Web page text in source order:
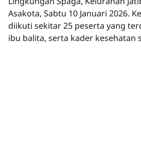
Asakota, Sabtu 10 Januari 2026.
diikuti sekitar 25 peserta yang
ibu balita, serta kader kesehatan